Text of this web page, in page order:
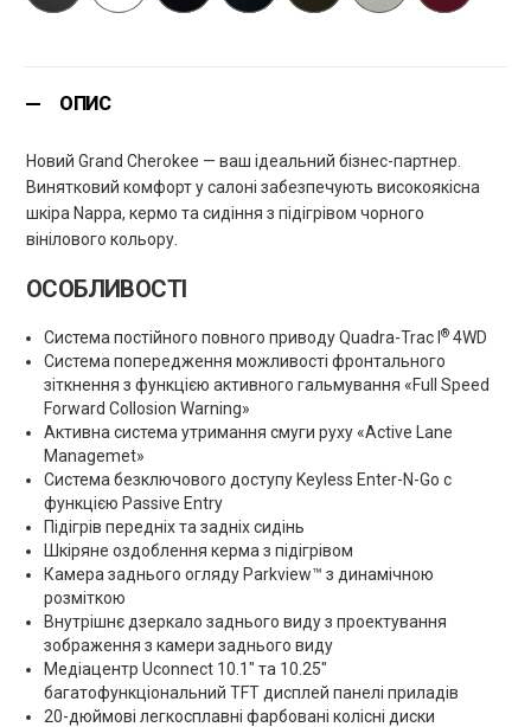
ОПИС
Новий Grand Cherokee — ваш ідеальний бізнес-партнер.
Винятковий комфорт у салоні забезпечують високоякісна
шкіра Nappa, кермо та сидіння з підігрівом чорного
вінілового кольору.
ОСОБЛИВОСТІ
Система постійного повного приводу Quadra-Trac I ® 4WD
Система попередження можливості фронтального
зіткнення з функцією активного гальмування «Full Speed
Forward Collosion Warning»
Активна система утримання смуги руху «Active Lane
Managemet»
Система безключового доступу Keyless Enter-N-Go с
функцією Passive Entry
Підігрів передніх та задніх сидінь
Шкіряне оздоблення керма з підігрівом
Камера заднього огляду Parkview™ з динамічною
розміткою
Внутрішнє дзеркало заднього виду з проектування
зображення з камери заднього виду
Медіацентр Uconnect 10.1″ та 10.25″
багатофункціональний TFT дисплей панелі приладів
20-дюймові легкосплавні фарбовані колісні диски